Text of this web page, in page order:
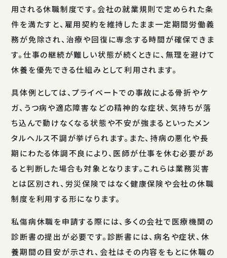
用される休職制度です。会社の就業規則で定められた条
件を満たすと、雇用契約を維持したまま一定期間労働義
務が免除され、治療や回復に専念する時間が確保できま
す。仕事の継続が難しい状態が続くときに、無理を避けて
休養を優先できる仕組みとして利用されます。
具体例としては、プライベートでの事故による骨折やケ
ガ、うつ病や適応障害などの精神的な症状、気持ちが落
ち込んで動けなくなる状態や不安が強まるといったメン
タルヘルス不調が挙げられます。また、持病の悪化や長
期にわたる体調不良により、医師が仕事を休む必要があ
ると判断した場合も対象となります。これらは業務災害
とは区別され、労災保険ではなく健康保険や会社の休職
制度を利用する形になります。
私傷病休職を申請する際には、多くの会社で医療機関の
診断書の提出が必要です。診断書には、病名や症状、休
養期間の目安が示され、会社はその内容をもとに休職の